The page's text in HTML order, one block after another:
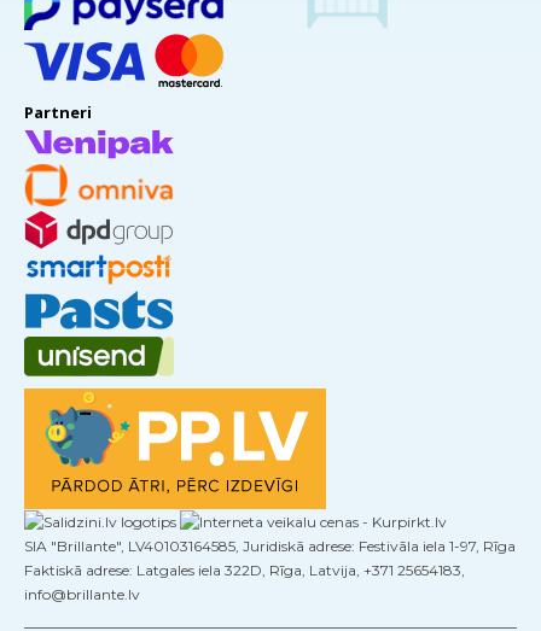
Partneri
SIA "Brillante", LV40103164585, Juridiskā adrese: Festivāla iela 1-97, Rīga
Faktiskā adrese: Latgales iela 322D, Rīga, Latvija, +371 25654183,
info@brillante.lv